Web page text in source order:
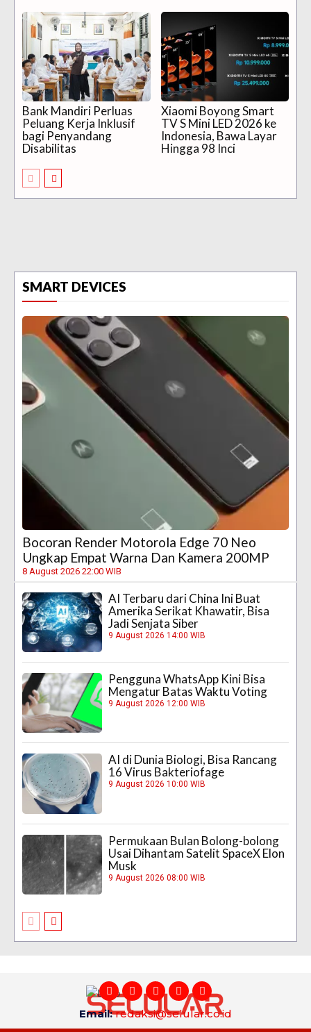
Bank Mandiri Perluas
Peluang Kerja Inklusif
bagi Penyandang
Disabilitas
Xiaomi Boyong Smart
TV S Mini LED 2026 ke
Indonesia, Bawa Layar
Hingga 98 Inci
SMART DEVICES
Bocoran Render Motorola Edge 70 Neo
Ungkap Empat Warna Dan Kamera 200MP
8 August 2026 22:00 WIB
AI Terbaru dari China Ini Buat
Amerika Serikat Khawatir, Bisa
Jadi Senjata Siber
9 August 2026 14:00 WIB
Pengguna WhatsApp Kini Bisa
Mengatur Batas Waktu Voting
9 August 2026 12:00 WIB
AI di Dunia Biologi, Bisa Rancang
16 Virus Bakteriofage
9 August 2026 10:00 WIB
Permukaan Bulan Bolong-bolong
Usai Dihantam Satelit SpaceX Elon
Musk
9 August 2026 08:00 WIB
Email:redaksi@selular.co.id